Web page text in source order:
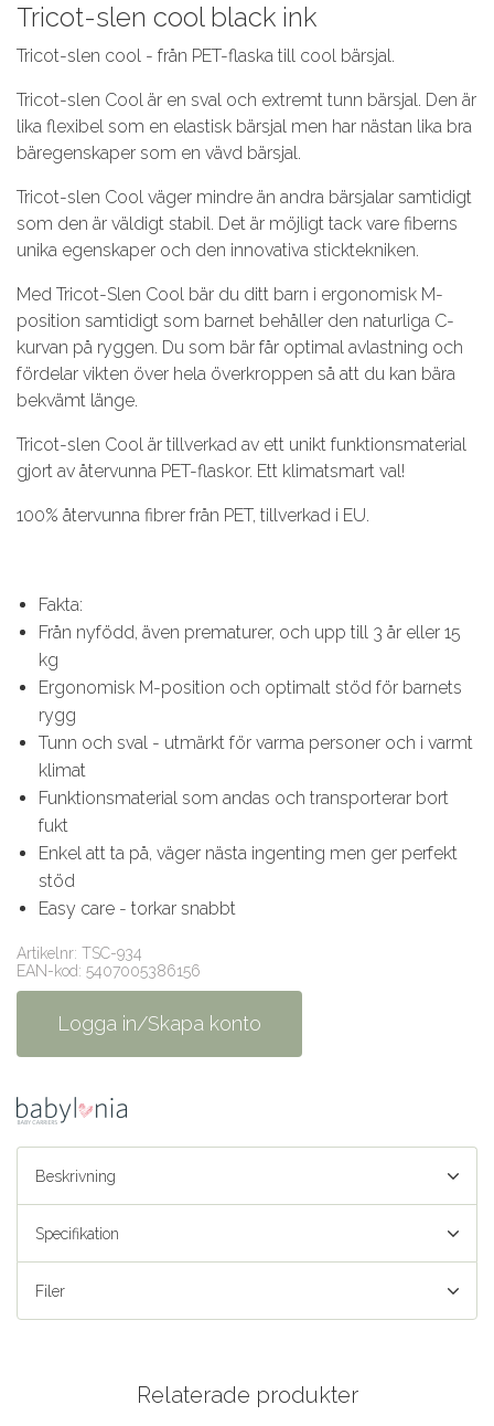
Tricot-slen cool black ink
Tricot-slen cool - från PET-flaska till cool bärsjal.
Tricot-slen Cool är en sval och extremt tunn bärsjal. Den är
lika flexibel som en elastisk bärsjal men har nästan lika bra
bäregenskaper som en vävd bärsjal.
Tricot-slen Cool väger mindre än andra bärsjalar samtidigt
som den är väldigt stabil. Det är möjligt tack vare fiberns
unika egenskaper och den innovativa sticktekniken.
Med Tricot-Slen Cool bär du ditt barn i ergonomisk M-
position samtidigt som barnet behåller den naturliga C-
kurvan på ryggen. Du som bär får optimal avlastning och
fördelar vikten över hela överkroppen så att du kan bära
bekvämt länge.
Tricot-slen Cool är tillverkad av ett unikt funktionsmaterial
gjort av återvunna PET-flaskor. Ett klimatsmart val!
100% återvunna fibrer från PET, tillverkad i EU.
Fakta:
Från nyfödd, även prematurer, och upp till 3 år eller 15
kg
Ergonomisk M-position och optimalt stöd för barnets
rygg
Tunn och sval - utmärkt för varma personer och i varmt
klimat
Funktionsmaterial som andas och transporterar bort
fukt
Enkel att ta på, väger nästa ingenting men ger perfekt
stöd
Easy care - torkar snabbt
Artikelnr: TSC-934
EAN-kod: 5407005386156
Logga in/Skapa konto
Beskrivning
Specifikation
Filer
Relaterade produkter